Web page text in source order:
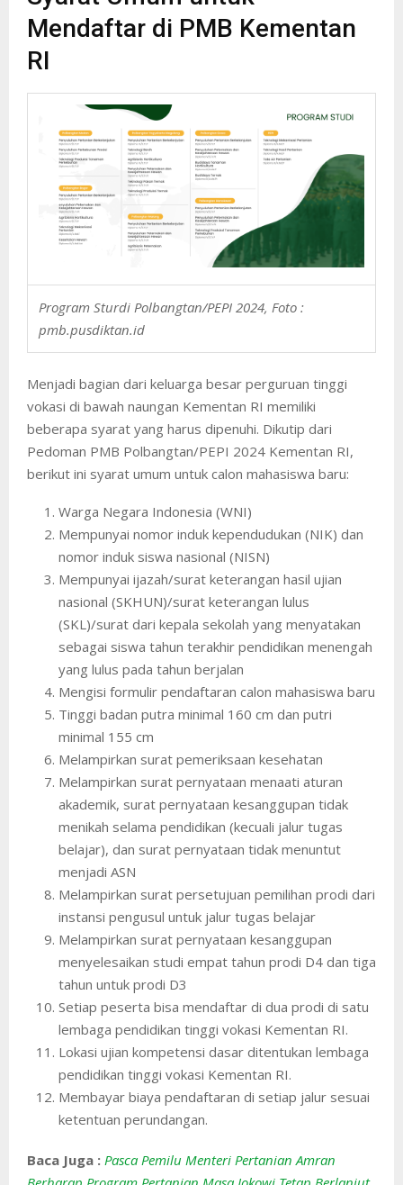
Mendaftar di PMB Kementan
RI
Program Sturdi Polbangtan/PEPI 2024, Foto :
pmb.pusdiktan.id
Menjadi bagian dari keluarga besar perguruan tinggi
vokasi di bawah naungan Kementan RI memiliki
beberapa syarat yang harus dipenuhi. Dikutip dari
Pedoman PMB Polbangtan/PEPI 2024 Kementan RI,
berikut ini syarat umum untuk calon mahasiswa baru:
Warga Negara Indonesia (WNI)
Mempunyai nomor induk kependudukan (NIK) dan
nomor induk siswa nasional (NISN)
Mempunyai ijazah/surat keterangan hasil ujian
nasional (SKHUN)/surat keterangan lulus
(SKL)/surat dari kepala sekolah yang menyatakan
sebagai siswa tahun terakhir pendidikan menengah
yang lulus pada tahun berjalan
Mengisi formulir pendaftaran calon mahasiswa baru
Tinggi badan putra minimal 160 cm dan putri
minimal 155 cm
Melampirkan surat pemeriksaan kesehatan
Melampirkan surat pernyataan menaati aturan
akademik, surat pernyataan kesanggupan tidak
menikah selama pendidikan (kecuali jalur tugas
belajar), dan surat pernyataan tidak menuntut
menjadi ASN
Melampirkan surat persetujuan pemilihan prodi dari
instansi pengusul untuk jalur tugas belajar
Melampirkan surat pernyataan kesanggupan
menyelesaikan studi empat tahun prodi D4 dan tiga
tahun untuk prodi D3
Setiap peserta bisa mendaftar di dua prodi di satu
lembaga pendidikan tinggi vokasi Kementan RI.
Lokasi ujian kompetensi dasar ditentukan lembaga
pendidikan tinggi vokasi Kementan RI.
Membayar biaya pendaftaran di setiap jalur sesuai
ketentuan perundangan.
Baca Juga : Pasca Pemilu Menteri Pertanian Amran